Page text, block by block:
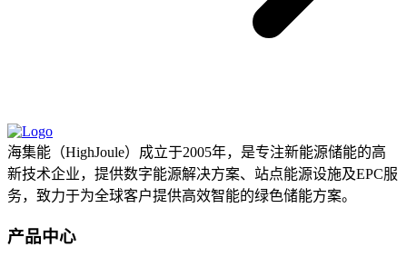
海集能（HighJoule）成立于2005年，是专注新能源储能的高
新技术企业，提供数字能源解决方案、站点能源设施及EPC服
务，致力于为全球客户提供高效智能的绿色储能方案。
产品中心